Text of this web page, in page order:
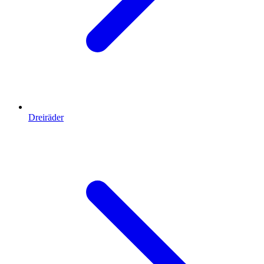
Dreiräder